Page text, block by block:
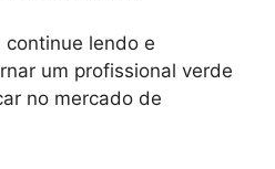
continue lendo e
um profissional verde
no mercado de